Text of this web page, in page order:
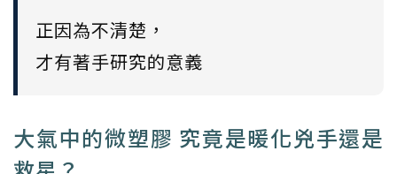
正因為不清楚，
才有著手研究的意義
大氣中的微塑膠 究竟是暖化兇手還是